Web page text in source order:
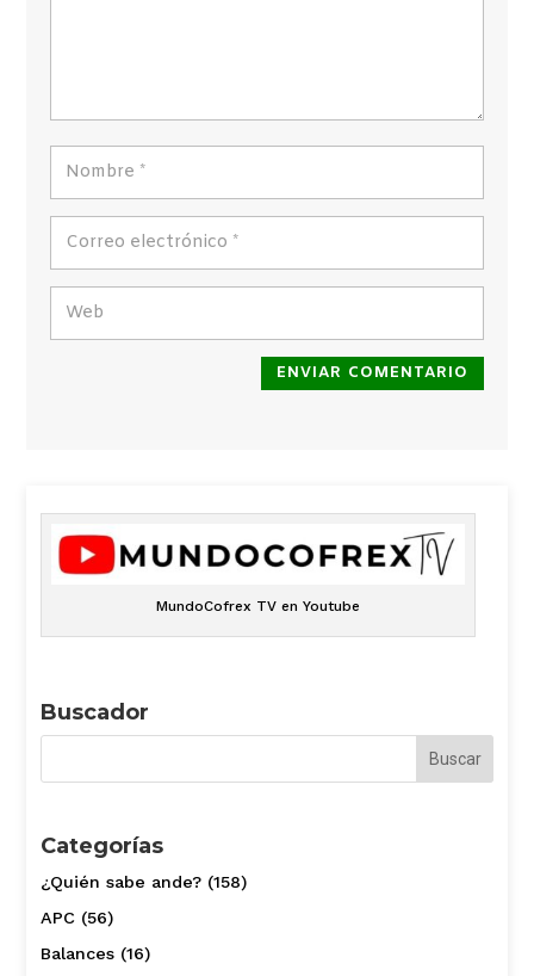
ENVIAR COMENTARIO
MundoCofrex TV en Youtube
Buscador
Categorías
¿Quién sabe ande?(158)
APC(56)
Balances(16)